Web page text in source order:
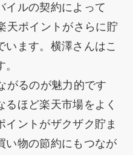
イルの契約によって
天ポイントがさらに貯
います。横澤さんはこ
がるのが魅力的です
ほど楽天市場をよく
イントがザクザク貯ま
い物の節約にもつなが